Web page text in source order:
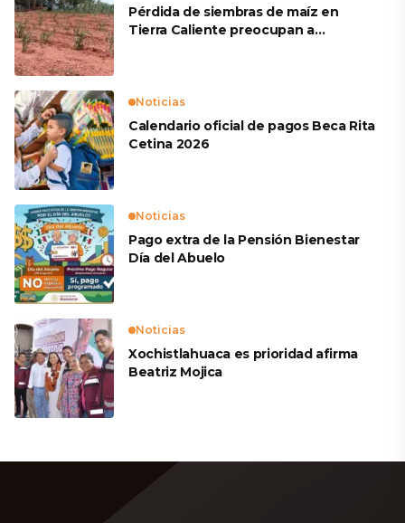
Pérdida de siembras de maíz en
Tierra Caliente preocupan a
Noticias
Calendario oficial de pagos Beca Rita
Cetina 2026
Noticias
Pago extra de la Pensión Bienestar
Día del Abuelo
Noticias
Xochistlahuaca es prioridad afirma
Beatriz Mojica